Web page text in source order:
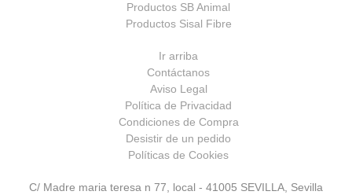
Productos SB Animal
Productos Sisal Fibre
Ir arriba
Contáctanos
Aviso Legal
Política de Privacidad
Condiciones de Compra
Desistir de un pedido
Políticas de Cookies
C/ Madre maria teresa n 77, local - 41005 SEVILLA, Sevilla